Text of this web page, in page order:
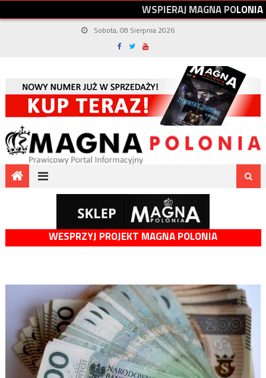
WSPIERAJMAGNAPOLONIA
Sobota, 08 Sierpnia 2026
WESPRZYJ PROJEKT MAGNA POLONIA